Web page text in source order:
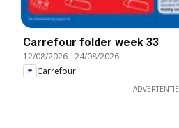
Carrefour folder week 33
12/08/2026-24/08/2026
Carrefour
ADVERTENTIE